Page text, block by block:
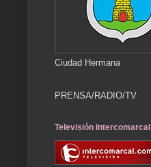
Ciudad Hermana
PRENSA/RADIO/TV
Televisión Intercomarcal